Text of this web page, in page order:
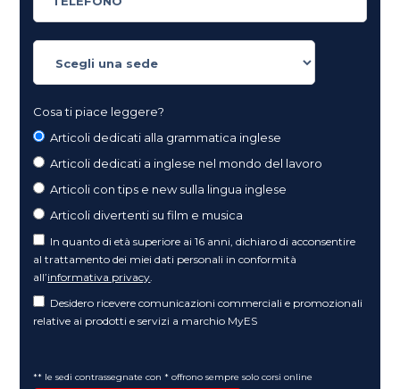
Cosa ti piace leggere?
Articoli dedicati alla grammatica inglese
Articoli dedicati a inglese nel mondo del lavoro
Articoli con tips e new sulla lingua inglese
Articoli divertenti su film e musica
In quanto di età superiore ai 16 anni, dichiaro di acconsentire
al trattamento dei miei dati personali in conformità
all’informativa privacy.
Desidero ricevere comunicazioni commerciali e promozionali
relative ai prodotti e servizi a marchio MyES
** le sedi contrassegnate con * offrono sempre solo corsi online